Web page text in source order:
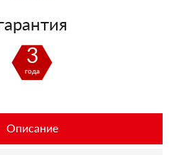
3
года
Описание